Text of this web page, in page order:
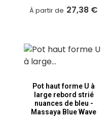
À partir de 27,38 €
Pot haut forme U à
large rebord strié
nuances de bleu -
Massaya Blue Wave